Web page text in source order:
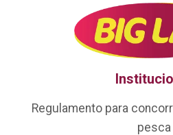
Regulamento para
pesca